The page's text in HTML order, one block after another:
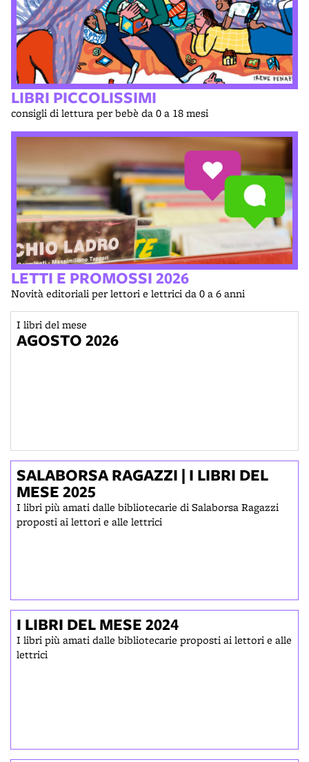
LIBRI PICCOLISSIMI
consigli di lettura per bebè da 0 a 18 mesi
LETTI E PROMOSSI 2026
Novità editoriali per lettori e lettrici da 0 a 6 anni
I libri del mese
AGOSTO 2026
SALABORSA RAGAZZI | I LIBRI DEL
MESE 2025
I libri più amati dalle bibliotecarie di Salaborsa Ragazzi
proposti ai lettori e alle lettrici
I LIBRI DEL MESE 2024
I libri più amati dalle bibliotecarie proposti ai lettori e alle
lettrici